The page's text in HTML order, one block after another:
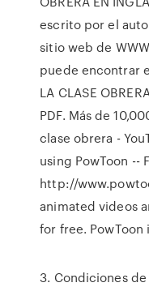
escrito por el
sitio web de
puede encontrar
LA CLASE
PDF. Más de
clase obrera -
using PowToon --
http://
animated videos
for free. PowToon
3. Condiciones